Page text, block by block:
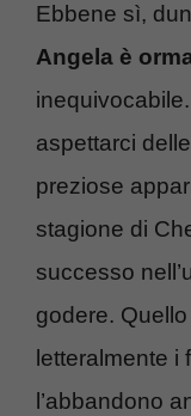
Ebbene sì,
Angela è
aspettarci
preziose
stagione di
successo
godere.
letteralmente i
l’abbandono